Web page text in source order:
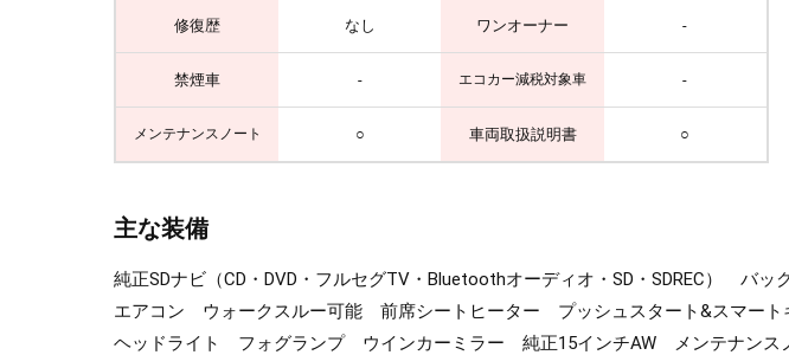
修復歴 なし ワンオーナー -
禁煙車 - エコカー減税対象車 -
メンテナンスノート ○ 車両取扱説明書 ○
主な装備
純正SDナビ（CD・DVD・フルセグTV・Bluetoothオーディオ・SD・SDREC）
エアコン ウォークスルー可能 前席シートヒーター プッシュスタート&スマ
ヘッドライト フォグランプ ウインカーミラー 純正15インチAW メンテナンス